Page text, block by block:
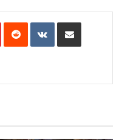
PinterestReddit VKontakteE-Posta ile paylaş